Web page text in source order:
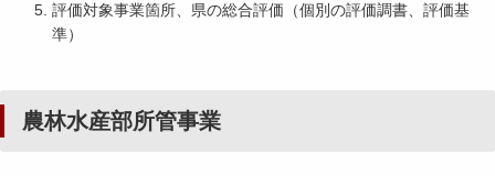
評価対象事業箇所、県の総合評価（個別の評価調書、評価基
準）
農林水産部所管事業